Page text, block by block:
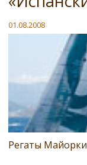
01.08.2008
Регаты Майорки